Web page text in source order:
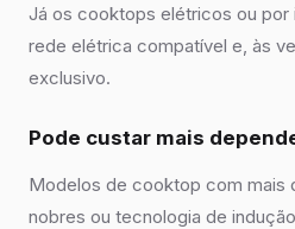
Já os cooktops elétricos ou por
rede elétrica compatível e, às
exclusivo.
Pode custar mais
Modelos de cooktop com mais
nobres ou tecnologia de